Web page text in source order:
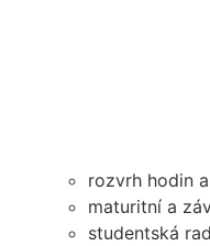
rozvrh hodin
maturitní a
studentská